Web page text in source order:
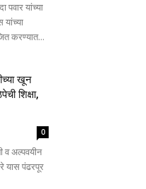
पवार यांच्या
करण्यात...
खून
शिक्षा,
0
व अल्पवयीन
यास पंढरपूर